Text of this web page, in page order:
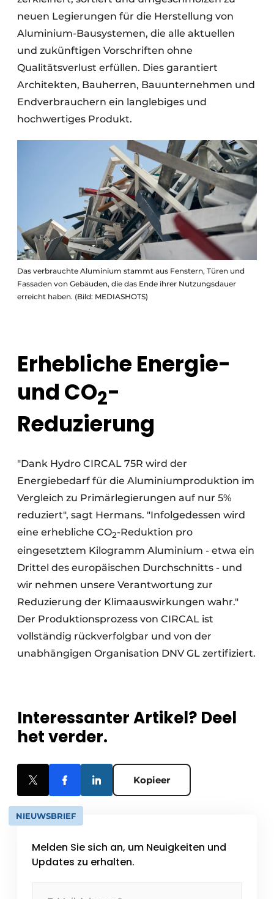
neuen Legierungen für die Herstellung von
Aluminium-Bausystemen, die alle aktuellen
und zukünftigen Vorschriften ohne
Qualitätsverlust erfüllen. Dies garantiert
Architekten, Bauherren, Bauunternehmen und
Endverbrauchern ein langlebiges und
hochwertiges Produkt.
Das verbrauchte Aluminium stammt aus Fenstern, Türen und
Fassaden von Gebäuden, die das Ende ihrer Nutzungsdauer
erreicht haben. (Bild: MEDIASHOTS)
Erhebliche Energie-
und CO2-
Reduzierung
"Dank Hydro CIRCAL 75R wird der
Energiebedarf für die Aluminiumproduktion im
Vergleich zu Primärlegierungen auf nur 5%
reduziert", sagt Hermans. "Infolgedessen wird
eine erhebliche CO2-Reduktion pro
eingesetztem Kilogramm Aluminium - etwa ein
Drittel des europäischen Durchschnitts - und
wir nehmen unsere Verantwortung zur
Reduzierung der Klimaauswirkungen wahr."
Der Produktionsprozess von CIRCAL ist
vollständig rückverfolgbar und von der
unabhängigen Organisation DNV GL zertifiziert.
Interessanter Artikel? Deel
het verder.
Kopieer
NIEUWSBRIEF
Melden Sie sich an, um Neuigkeiten und
Updates zu erhalten.